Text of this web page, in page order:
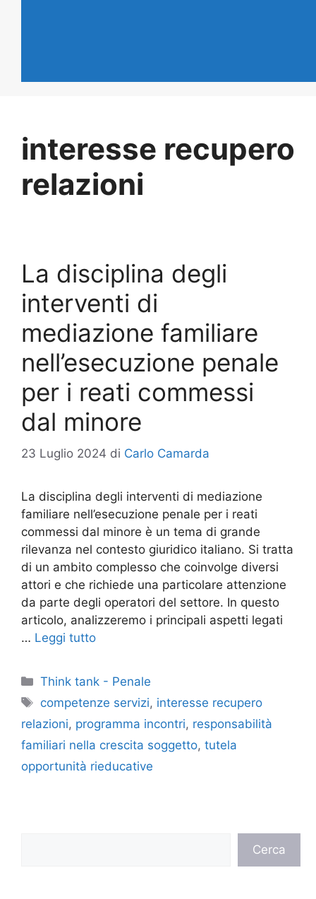
interesse recupero
relazioni
La disciplina degli
interventi di
mediazione familiare
nell’esecuzione penale
per i reati commessi
dal minore
23 Luglio 2024 di Carlo Camarda
La disciplina degli interventi di mediazione
familiare nell’esecuzione penale per i reati
commessi dal minore è un tema di grande
rilevanza nel contesto giuridico italiano. Si tratta
di un ambito complesso che coinvolge diversi
attori e che richiede una particolare attenzione
da parte degli operatori del settore. In questo
articolo, analizzeremo i principali aspetti legati
… Leggi tutto
Categorie
Think tank - Penale
Tag
competenze servizi, interesse recupero
relazioni, programma incontri, responsabilità
familiari nella crescita soggetto, tutela
opportunità rieducative
Cerca